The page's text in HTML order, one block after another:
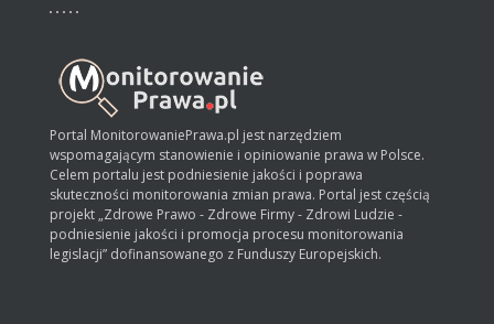
Portal MonitorowaniePrawa.pl jest narzędziem
wspomagającym stanowienie i opiniowanie prawa w Polsce.
Celem portalu jest podniesienie jakości i poprawa
skuteczności monitorowania zmian prawa. Portal jest częścią
projekt „Zdrowe Prawo - Zdrowe Firmy - Zdrowi Ludzie -
podniesienie jakości i promocja procesu monitorowania
legislacji” dofinansowanego z Funduszy Europejskich.